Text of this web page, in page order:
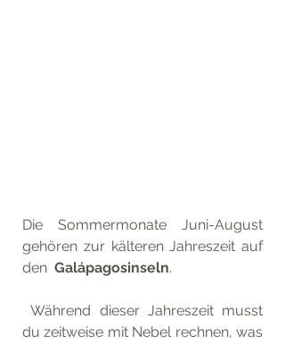
Die Sommermonate Juni-August
gehören zur kälteren Jahreszeit auf
den Galápagosinseln.
Während dieser Jahreszeit musst
du zeitweise mit Nebel rechnen, was